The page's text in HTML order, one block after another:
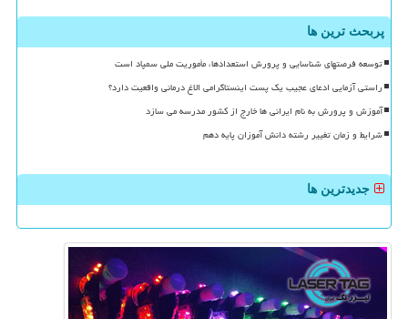
پربحث ترین ها
توسعه فرصتهای شناسایی و پرورش استعدادها، مأموریت ملی سمپاد است
راستی آزمایی ادعای عجیب یک پست اینستاگرامی الاغ درمانی واقعیت دارد؟
آموزش و پرورش به نام ایرانی ها خارج از کشور مدرسه می سازد
شرایط و زمان تغییر رشته دانش آموزان پایه دهم
جدیدترین ها